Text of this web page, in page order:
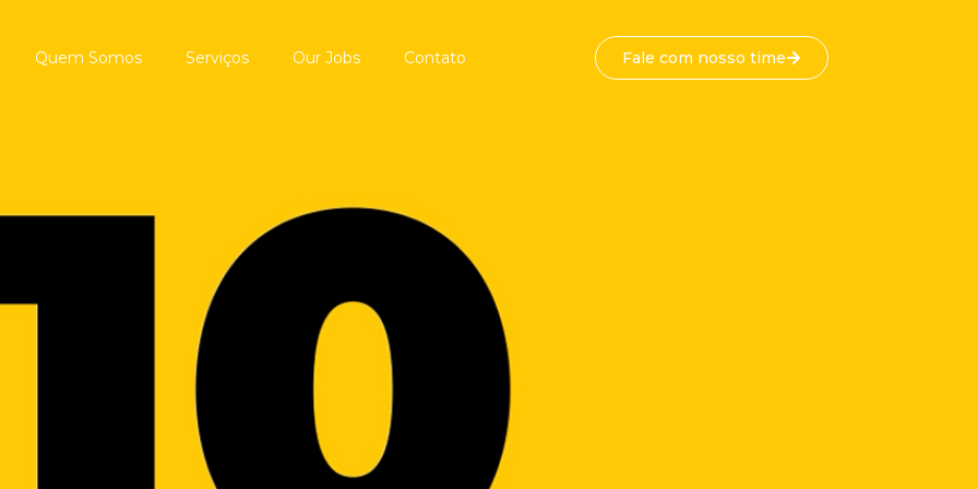
Quem Somos Serviços Our Jobs Contato Fale com nosso time